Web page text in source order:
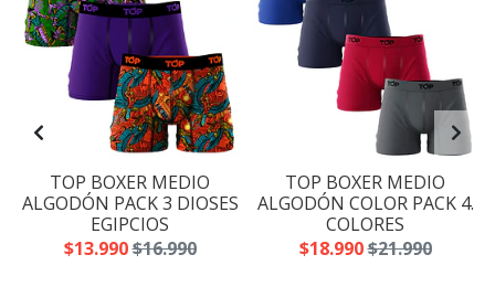
TOP BOXER MEDIO
ALGODÓN PACK 3 DIOSES
EGIPCIOS
$13.990$16.990
TOP BOXER MEDIO
ALGODÓN COLOR PACK 4.
COLORES
$18.990$21.990